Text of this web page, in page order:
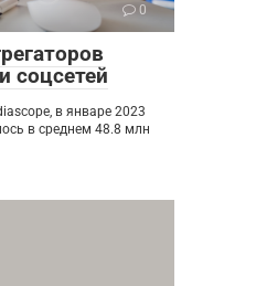
0
соцсетей
в январе 2023
в среднем 48.8 млн